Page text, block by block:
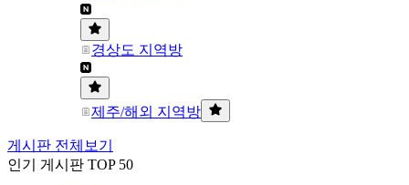
경상도 지역방
제주/해외 지역방
게시판 전체보기
인기 게시판 TOP 50